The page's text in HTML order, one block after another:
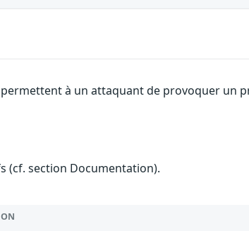
à un attaquant de provoquer un
(cf. section Documentation).